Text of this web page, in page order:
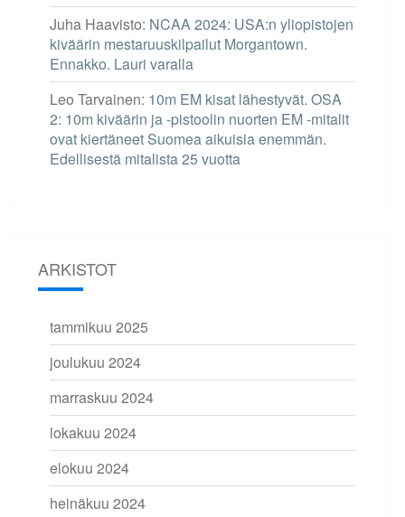
Juha Haavisto: NCAA 2024: USA:n yliopistojen
kiväärin mestaruuskilpailut Morgantown.
Ennakko. Lauri varalla
Leo Tarvainen: 10m EM kisat lähestyvät. OSA
2: 10m kiväärin ja -pistoolin nuorten EM -mitalit
ovat kiertäneet Suomea aikuisia enemmän.
Edellisestä mitalista 25 vuotta
ARKISTOT
tammikuu 2025
joulukuu 2024
marraskuu 2024
lokakuu 2024
elokuu 2024
heinäkuu 2024